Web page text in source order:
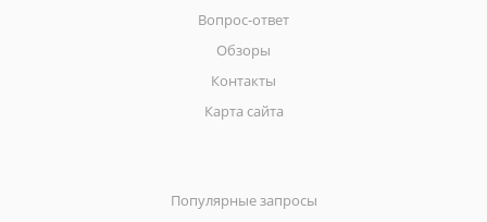
Вопрос-ответ
Обзоры
Контакты
Карта сайта
Популярные запросы